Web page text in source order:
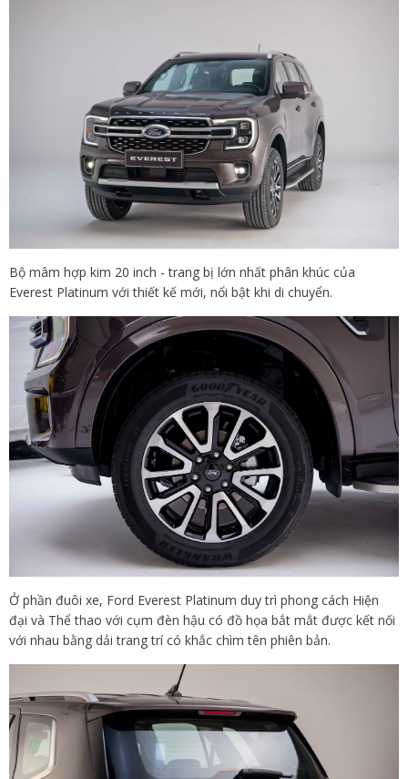
Bộ mâm hợp kim 20 inch - trang bị lớn nhất phân khúc của
Everest Platinum với thiết kế mới, nổi bật khi di chuyển.
Ở phần đuôi xe, Ford Everest Platinum duy trì phong cách Hiện
đại và Thể thao với cụm đèn hậu có đồ họa bắt mắt được kết nối
với nhau bằng dải trang trí có khắc chìm tên phiên bản.